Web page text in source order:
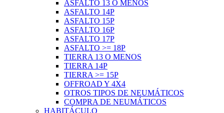
ASFALTO 13 O MENOS
ASFALTO 14P
ASFALTO 15P
ASFALTO 16P
ASFALTO 17P
ASFALTO >= 18P
TIERRA 13 O MENOS
TIERRA 14P
TIERRA >= 15P
OFFROAD Y 4X4
OTROS TIPOS DE NEUMÁTICOS
COMPRA DE NEUMÁTICOS
HABITÁCULO